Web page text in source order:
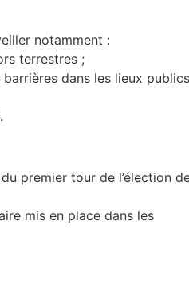
notamment :
terrestres ;
dans les lieux
premier tour de l’élection
mis en place dans les